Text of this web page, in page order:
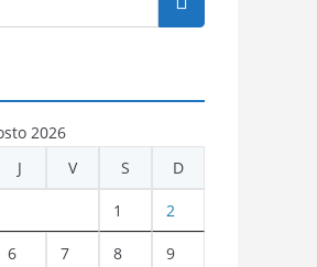
2026
J V S D
1 2
6 7 8 9